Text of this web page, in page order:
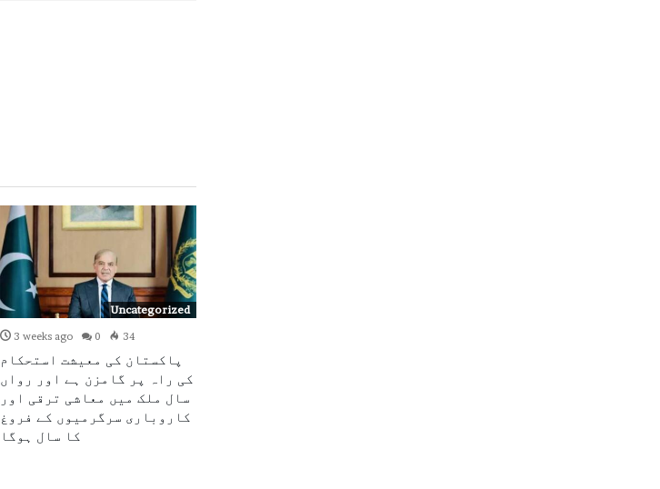
Uncategorized
3 weeks ago 0 34
پاکستان کی معیشت استحکام
کی راہ پر گامزن ہے اور رواں
سال ملک میں معاشی ترقی اور
کاروباری سرگرمیوں کے فروغ
کا سال ہوگا